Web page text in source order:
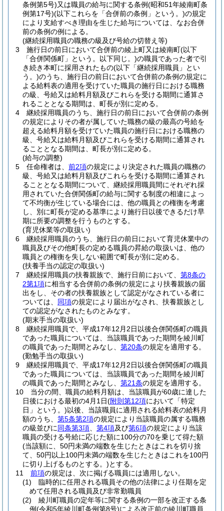
条例第5号)又は職員の給与に関する条例(昭和51年綾南町条
例第17号)(以下これらを「合併前の条例」という。)の規定
により支給すべき理由を生じた給与については、なお合併
前の条例の例による。
(継続採用職員の職務の級及び号給の切替え等)
3
施行日の前日において合併前の綾上町又は綾南町(以下
「合併関係町」という。以下同じ。)の職員であった者で引
き続き本町に採用されたもの(以下「継続採用職員」とい
う。)のうち、施行日の前日において合併前の条例の規定に
よる給料表の適用を受けていた職員の施行日における職務
の級、号給又は給料月額及びこれらを受ける期間に通算さ
れることとなる期間は、町長が別に定める。
4
継続採用職員のうち、施行日の前日において合併前の条例
の規定によりその者が属していた職務の級の最高の号給を
超える給料月額を受けていた職員の施行日における職務の
級、号給又は給料月額及びこれらを受ける期間に通算され
ることとなる期間は、町長が別に定める。
(給与の調整)
5
任命権者は、 前2項の規定により決定された職員の職務の
級、号給又は給料月額及びこれらを受ける期間に通算され
ることとなる期間について、継続採用職員間にそれぞれ採
用されていた合併関係町の給与に関する制度の相違によっ
て不均衡が生じている場合には、他の職員との権衡を考慮
し、別に町長が定める基準により施行日以後できるだけ早
期に所要の調整を行うものとする。
(育児休業等の取扱い)
6
継続採用職員のうち、施行日の前日において育児休業中の
職員及びその他町長の定める職員の昇給の取扱いは、他の
職員との権衡を失しない範囲で町長が別に定める。
(扶養手当の認定の取扱い)
7
継続採用職員の扶養親族で、施行日前において、 第8条の
2第1項に相当する合併前の条例の規定により扶養親族の届
出をし、その者の扶養親族として認定がなされている者に
ついては、 同項の規定により届出がなされ、扶養親族とし
ての認定がなされたものとみなす。
(期末手当の取扱い)
8
継続採用職員で、平成17年12月2日以後合併関係町の職員
であった職員については、当該職員であった期間を綾川町
の職員であった期間とみなし、 第20条の規定を適用する。
(勤勉手当の取扱い)
9
継続採用職員で、平成17年12月2日以後合併関係町の職員
であった職員については、当該職員であった期間を綾川町
の職員であった期間とみなし、 第21条の規定を適用する。
10
当分の間、職員の給料月額は、当該職員が60歳に達した
日後における最初の4月1日(附則第12項において「特定
日」という。)以後、当該職員に適用される給料表の給料月
額のうち、 第5条第2項の規定により当該職員の属する職務
の級並びに同条第3項 第4項及び第6項の規定により当該
職員の受ける号給に応じた額に100分の70を乗じて得た額
(当該額に、50円未満の端数を生じたときはこれを切り捨
て、50円以上100円未満の端数を生じたときはこれを100円
に切り上げるものとする。)とする。
11
前項の規定は、次に掲げる職員には適用しない。
(1)
臨時的に任用される職員その他の法律により任期を定
めて任用される職員及び非常勤職員
(2)
綾川町職員の定年等に関する条例の一部を改正する条
例(令和5年綾川町条例第8号)による改正前の綾川町職員